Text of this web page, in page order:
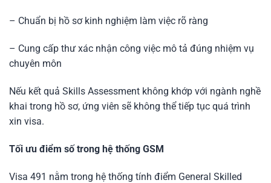
– Chuẩn bị hồ sơ kinh nghiệm làm việc rõ ràng
– Cung cấp thư xác nhận công việc mô tả đúng nhiệm vụ
chuyên môn
Nếu kết quả Skills Assessment không khớp với ngành nghề
khai trong hồ sơ, ứng viên sẽ không thể tiếp tục quá trình
xin visa.
Tối ưu điểm số trong hệ thống GSM
Visa 491 nằm trong hệ thống tính điểm General Skilled